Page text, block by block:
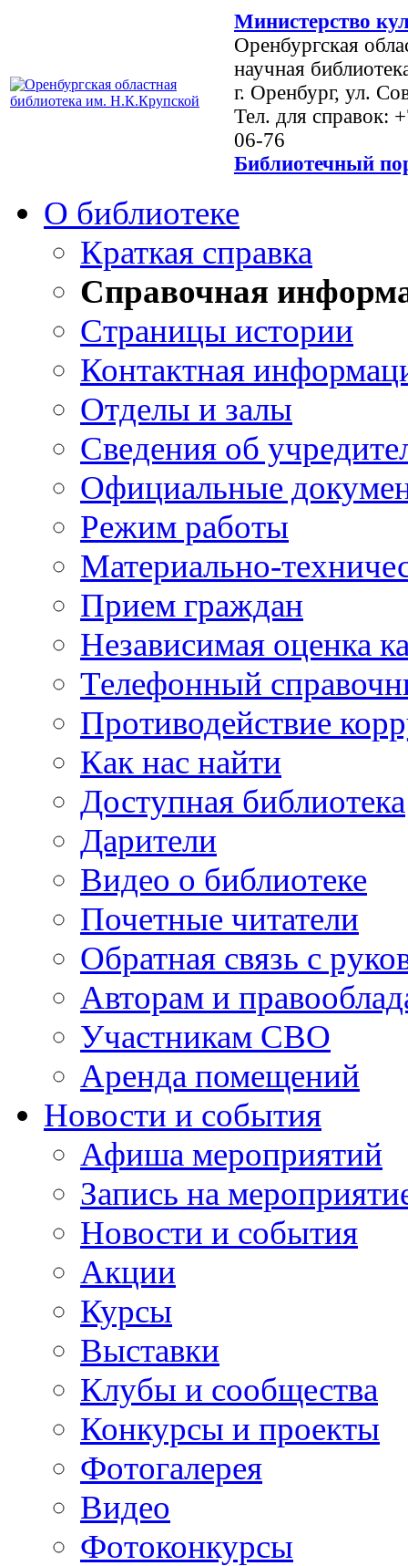
Министерство
Оренбургская
научная
г. Оренбург, ул.
Тел. для справок:
06-76
Библиотечный
О библиотеке
Краткая справка
Справочная
Страницы истории
Контактная
Отделы и залы
Сведения об
Официальные
Режим работы
Материально-
Прием граждан
Независимая оценка
Телефонный
Противодействие
Как нас найти
Доступная библиотека
Дарители
Видео о библиотеке
Почетные читатели
Обратная связь с
Авторам и
Участникам СВО
Аренда помещений
Новости и события
Афиша мероприятий
Запись на
Новости и события
Акции
Курсы
Выставки
Клубы и сообщества
Конкурсы и проекты
Фотогалерея
Видео
Фотоконкурсы